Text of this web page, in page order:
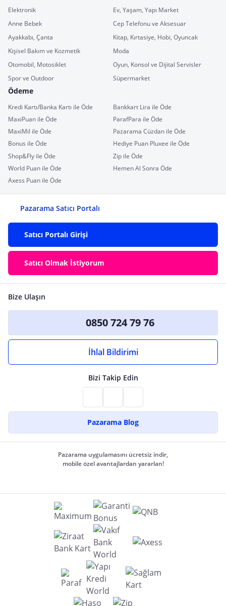
Elektronik
Ev, Yaşam, Yapı Market
Anne Bebek
Cep Telefonu ve Aksesuar
Ayakkabı, Çanta
Kitap, Kırtasiye, Hobi, Oyuncak
Kişisel Bakım ve Kozmetik
Moda
Otomobil, Motosiklet
Oyun, Konsol ve Dijital Servisler
Spor ve Outdoor
Süpermarket
Ödeme
Kredi Kartı/Banka Kartı ile Öde
Bankkart Lira ile Öde
MaxiPuan ile Öde
ParafPara ile Öde
MaxiMil ile Öde
Pazarama Cüzdan ile Öde
Bonus ile Öde
Hediye Puan Pluxee ile Öde
Shop&Fly ile Öde
Zip ile Öde
World Puan ile Öde
Hemen Al Sonra Öde
Axess Puan ile Öde
Pazarama Satıcı Portalı
Satıcı Portalı Girişi
Satıcı Olmak İstiyorum
Bize Ulaşın
0850 724 79 76
İhlal Bildirimi
Bizi Takip Edin
Pazarama Blog
Pazarama uygulamasını ücretsiz indir,
mobile özel avantajlardan yararlan!